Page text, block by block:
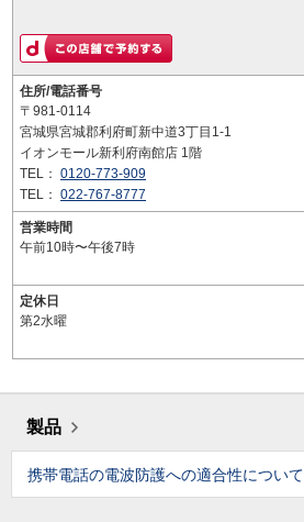
住所/電話番号
〒981-0114
宮城県宮城郡利府町新中道3丁目1-1
イオンモール新利府南館店 1階
TEL： 0120-773-909
TEL： 022-767-8777
営業時間
午前10時〜午後7時
定休日
第2水曜
製品
携帯電話の電波防護への適合性について